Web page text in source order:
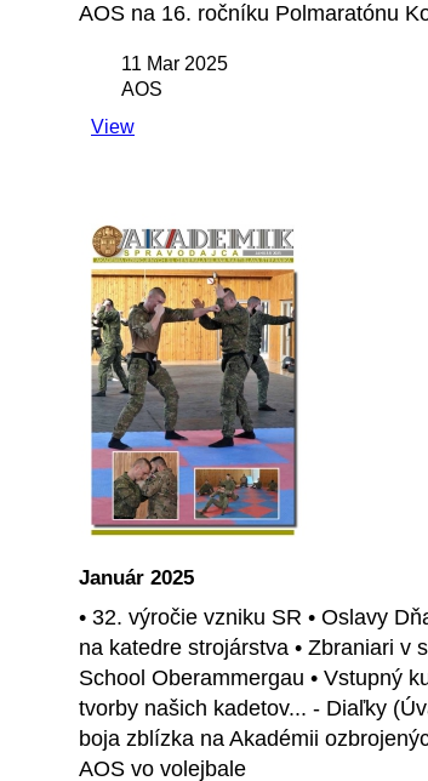
AOS na 16. ročníku Polmaratónu
11 Mar 2025
AOS
View
Január 2025
• 32. výročie vzniku SR • Oslavy
na katedre strojárstva • Zbraniari v
School Oberammergau • Vstupný
tvorby našich kadetov... - Diaľky
boja zblízka na Akadémii
AOS vo volejbale